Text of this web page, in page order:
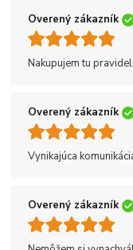
Overený zákazník
Nakupujem tu
Overený zákazník
Vynikajúca
Overený zákazník